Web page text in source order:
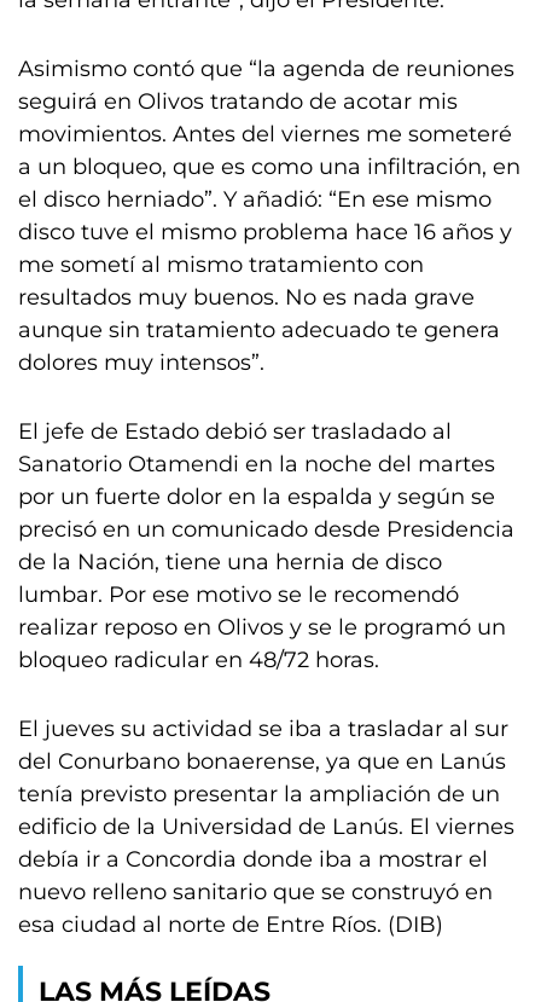
Asimismo contó que “la agenda de reuniones
seguirá en Olivos tratando de acotar mis
movimientos. Antes del viernes me someteré
a un bloqueo, que es como una infiltración, en
el disco herniado”. Y añadió: “En ese mismo
disco tuve el mismo problema hace 16 años y
me sometí al mismo tratamiento con
resultados muy buenos. No es nada grave
aunque sin tratamiento adecuado te genera
dolores muy intensos”.
El jefe de Estado debió ser trasladado al
Sanatorio Otamendi en la noche del martes
por un fuerte dolor en la espalda y según se
precisó en un comunicado desde Presidencia
de la Nación, tiene una hernia de disco
lumbar. Por ese motivo se le recomendó
realizar reposo en Olivos y se le programó un
bloqueo radicular en 48/72 horas.
El jueves su actividad se iba a trasladar al sur
del Conurbano bonaerense, ya que en Lanús
tenía previsto presentar la ampliación de un
edificio de la Universidad de Lanús. El viernes
debía ir a Concordia donde iba a mostrar el
nuevo relleno sanitario que se construyó en
esa ciudad al norte de Entre Ríos. (DIB)
LAS MÁS LEÍDAS